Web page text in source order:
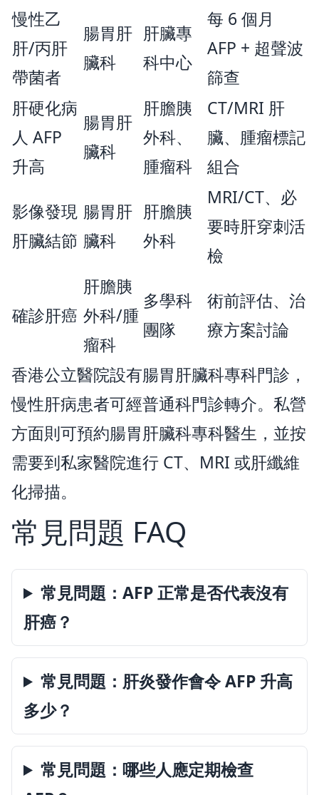
慢性乙
肝/丙肝
帶菌者
腸胃肝
臟科
肝臟專
科中心
每 6 個月
AFP + 超聲波
篩查
肝硬化病
人 AFP
升高
腸胃肝
臟科
肝膽胰
外科、
腫瘤科
CT/MRI 肝
臟、腫瘤標記
組合
影像發現
肝臟結節
腸胃肝
臟科
肝膽胰
外科
MRI/CT、必
要時肝穿刺活
檢
確診肝癌
肝膽胰
外科/腫
瘤科
多學科
團隊
術前評估、治
療方案討論
香港公立醫院設有腸胃肝臟科專科門診，
慢性肝病患者可經普通科門診轉介。私營
方面則可預約腸胃肝臟科專科醫生，並按
需要到私家醫院進行 CT、MRI 或肝纖維
化掃描。
常見問題 FAQ
常見問題：AFP 正常是否代表沒有
肝癌？
常見問題：肝炎發作會令 AFP 升高
多少？
常見問題：哪些人應定期檢查